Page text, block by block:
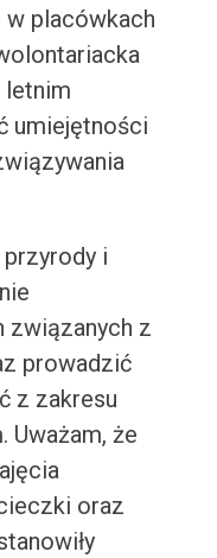
placówkach
letnim
umiejętności
przyrody i
związanych z
prowadzić
z zakresu
Uważam, że
oraz